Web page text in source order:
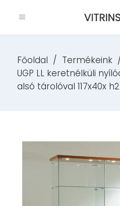
Főoldal / Termékeink /
UGP LL keretnélküli
alsó tárolóval 117x40x